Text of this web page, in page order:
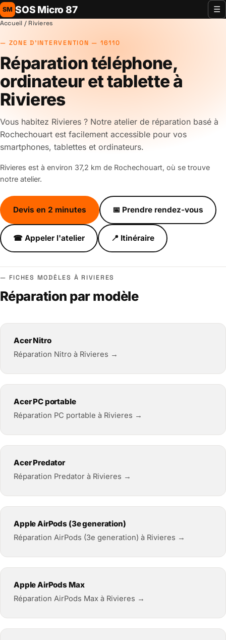
SM SOS Micro 87 ☰
Accueil / Rivieres
ZONE D'INTERVENTION — 16110
Réparation téléphone,
ordinateur et tablette à
Rivieres
Vous habitez Rivieres ? Notre atelier de réparation basé à
Rochechouart est facilement accessible pour vos
smartphones, tablettes et ordinateurs.
Rivieres est à environ 37,2 km de Rochechouart, où se trouve
notre atelier.
Devis en 2 minutes 📅 Prendre rendez-vous
☎ Appeler l'atelier 📍 Itinéraire
FICHES MODÈLES À RIVIERES
Réparation par modèle
Acer Nitro
Réparation Nitro à Rivieres →
Acer PC portable
Réparation PC portable à Rivieres →
Acer Predator
Réparation Predator à Rivieres →
Apple AirPods (3e generation)
Réparation AirPods (3e generation) à Rivieres →
Apple AirPods Max
Réparation AirPods Max à Rivieres →